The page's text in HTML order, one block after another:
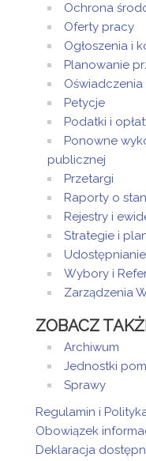
Ochrona
Oferty pracy
Ogłoszenia i
Planowanie
Petycje
Podatki i
Ponowne
publicznej
Przetargi
Raporty o
Rejestry i
Strategie i
Wybory i
Zarządzenia
ZOBACZ
Archiwum
Jednostki
Sprawy
Regulamin i
Obowiązek
Deklaracja